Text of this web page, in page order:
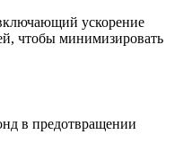
ускорение
чтобы минимизировать
в предотвращении